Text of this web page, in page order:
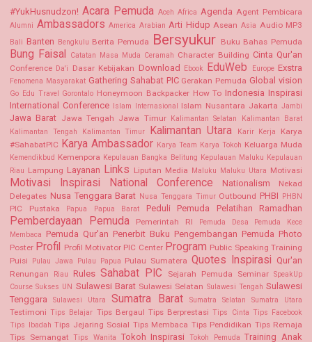
#YukHusnudzon! Acara Pemuda Aceh Africa Agenda Agent Pembicara
Alumni Ambassadors America Arabian Arti Hidup Asean Asia Audio MP3
Bali Banten Bengkulu Berita Pemuda Bersyukur Buku Bahas Pemuda
Bung Faisal Catatan Masa Muda Ceramah Character Building Cinta Qur'an
Conference Da'i Dasar Kebijakan Download Ebook EduWeb Europe Exstra
Fenomena Masyarakat Gathering Sahabat PIC Gerakan Pemuda Global vision
Go Edu Travel Gorontalo Honeymoon Backpacker How To Indonesia Inspirasi
International Conference
Islam Internasional Islam Nusantara Jakarta Jambi
Jawa Barat Jawa Tengah Jawa Timur
Kalimantan Selatan Kalimantan Barat
Kalimantan Tengah
Kalimantan Timur Kalimantan Utara Karir Kerja
Karya
#SahabatPIC Karya Ambassador Karya Team Karya Tokoh Keluarga Muda
Kemendikbud Kemenpora Kepulauan Bangka Belitung Kepulauan Maluku Kepulauan
Riau Lampung Layanan Links Liputan Media Maluku Maluku Utara Motivasi
Motivasi Inspirasi National Conference Nationalism
Nekad
Delegates Nusa Tenggara Barat Nusa Tenggara Timur Outbound PHBI PHBN
PIC Pustaka Papua Papua Barat Peduli Pemuda Pelatihan Ramadhan
Pemberdayaan Pemuda Pemerintah RI Pemuda Desa
Pemuda Kece
Membaca
Pemuda Qur'an Penerbit Buku Pengembangan Pemuda Photo
Poster Profil Profil Motivator PIC Center Program Public Speaking Training
Puisi
Pulau Jawa Pulau Papua Pulau Sumatera Quotes Inspirasi Qur'an
Renungan Riau Rules Sahabat PIC Sejarah Pemuda Seminar SpeakUp
Course Sukses UN Sulawesi Barat Sulawesi Selatan Sulawesi Tengah Sulawesi
Tenggara
Sulawesi Utara Sumatra Barat Sumatra Selatan Sumatra Utara
Testimoni Tips Belajar Tips Bergaul Tips Berprestasi Tips Cinta Tips Facebook
Tips Ibadah Tips Jejaring Sosial Tips Membaca Tips Pendidikan Tips Remaja
Tips Semangat Tips Wanita Tokoh Inspirasi Tokoh Pemuda Training Anak